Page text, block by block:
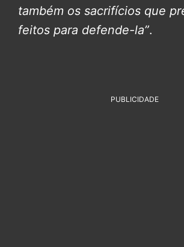
também os sacrifícios que
feitos para defende-la”.
PUBLICIDADE